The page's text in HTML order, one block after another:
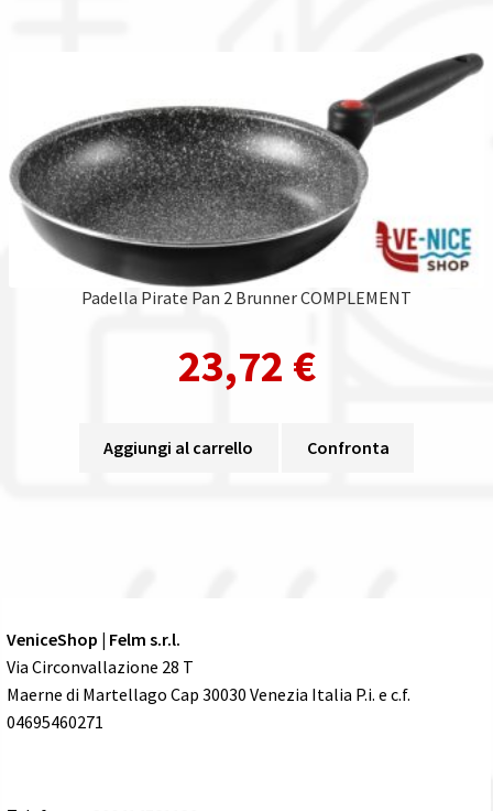
Padella Pirate Pan 2 Brunner COMPLEMENT
23,72 €
Aggiungi al carrello Confronta
VeniceShop | Felm s.r.l.
Via Circonvallazione 28 T
Maerne di Martellago Cap 30030 Venezia Italia P.i. e c.f.
04695460271